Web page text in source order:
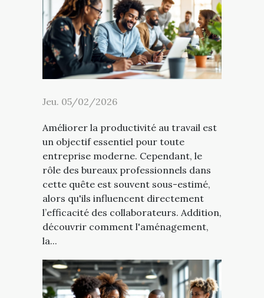
Jeu. 05/02/2026
Améliorer la productivité au travail est
un objectif essentiel pour toute
entreprise moderne. Cependant, le
rôle des bureaux professionnels dans
cette quête est souvent sous-estimé,
alors qu'ils influencent directement
l’efficacité des collaborateurs. Addition,
découvrir comment l'aménagement,
la...